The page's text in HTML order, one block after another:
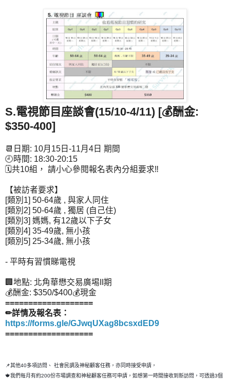
S.電視節目座談會(15/10-4/11) [💰酬金:
$350-400]
📆日期: 10月15日-11月4日 期間
🕘時間: 18:30-20:15
🗓共10組， 請小心參閱報名表內分組要求‼
【被訪者要求】
[類別1] 50-64歲 , 與家人同住
[類別2] 50-64歲 , 獨居 (自己住)
[類別3] 媽媽, 有12歲以下子女
[類別4] 35-49歲, 無小孩
[類別5] 25-34歲, 無小孩
- 平時有習慣睇電視
🏢地點: 北角華懋交易廣埸II期
💰酬金: $350/$400💰現金
===================
✏詳情及報名表：
https://forms.gle/GJwqUXag8bcsxdED9
===================
📌其他40多項訪問、 社會民調及神秘顧客任務，亦同時接受申請，
🍁我們每月有約200份市場調查和神秘顧客任務可申請，如想第一時間接收到新訪問，可透過3個